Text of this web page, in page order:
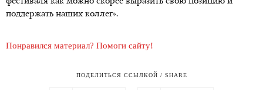
поддержать наших коллег».
Понравился материал? Помоги сайту!
ПОДЕЛИТЬСЯ ССЫЛКОЙ / SHARE